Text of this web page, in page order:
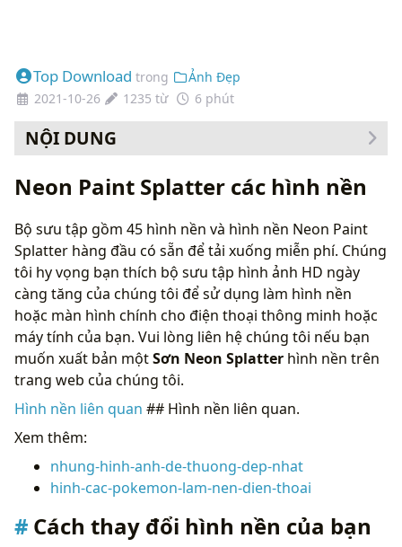
Top Download trong
Ảnh Đẹp
2021-10-26
1235 từ 6 phút
NỘI DUNG
Neon Paint Splatter các hình nền
Bộ sưu tập gồm 45 hình nền và hình nền Neon Paint
Splatter hàng đầu có sẵn để tải xuống miễn phí. Chúng
tôi hy vọng bạn thích bộ sưu tập hình ảnh HD ngày
càng tăng của chúng tôi để sử dụng làm hình nền
hoặc màn hình chính cho điện thoại thông minh hoặc
máy tính của bạn. Vui lòng liên hệ chúng tôi nếu bạn
muốn xuất bản mộtSơn Neon Splatter hình nền trên
trang web của chúng tôi.
Hình nền liên quan ## Hình nền liên quan.
Xem thêm:
nhung-hinh-anh-de-thuong-dep-nhat
hinh-cac-pokemon-lam-nen-dien-thoai
Cách thay đổi hình nền của bạn